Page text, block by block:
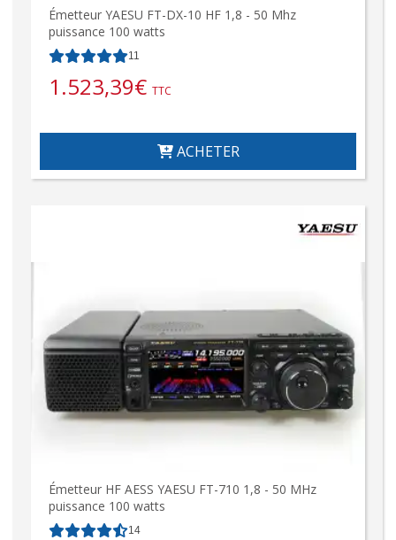
Émetteur YAESU FT-DX-10 HF 1,8 - 50 Mhz
puissance 100 watts
11
1.523,39€ TTC
ACHETER
Émetteur HF AESS YAESU FT-710 1,8 - 50 MHz
puissance 100 watts
14